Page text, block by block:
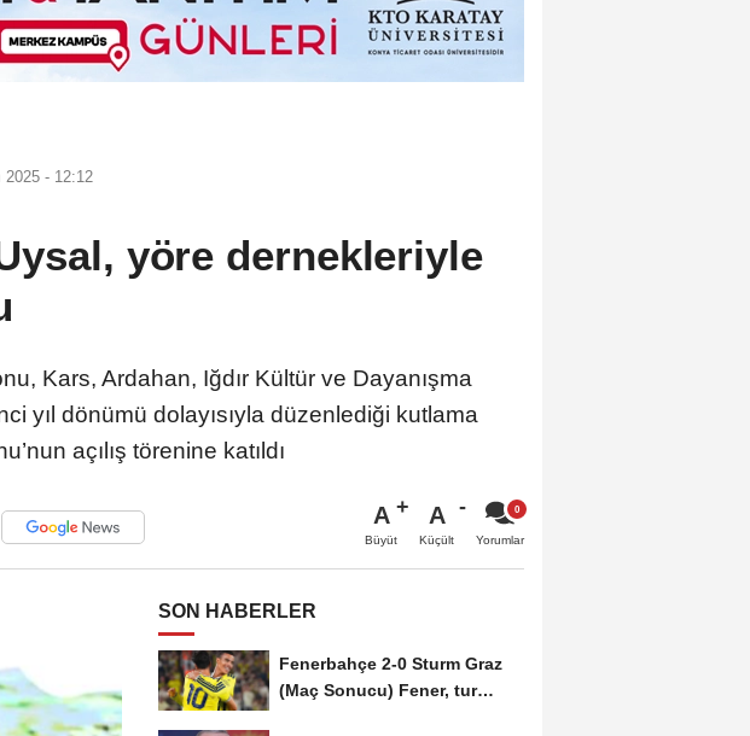
2025 - 12:12
yöre dernekleriyle
Kars, Ardahan, Iğdır Kültür ve Dayanışma
yıl dönümü dolayısıyla düzenlediği kutlama
açılış törenine katıldı
A
Büyüt
A
Küçült Yorumlar
SON HABERLER
Fenerbahçe 2-0 Sturm Graz
(Maç Sonucu) Fener, tur